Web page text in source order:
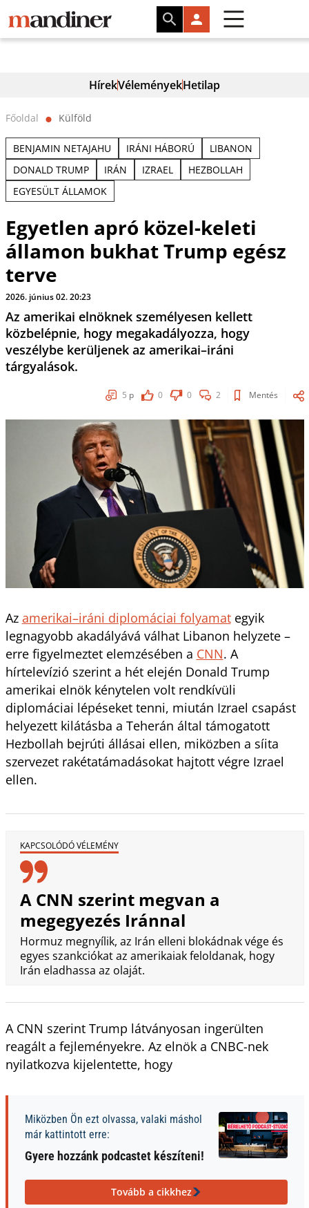
HírekVéleményekHetilap
Főoldal ⬤ Külföld
BENJAMIN NETAJAHU IRÁNI HÁBORÚ
LIBANON
DONALD TRUMP
IRÁN IZRAEL
HEZBOLLAH
EGYESÜLT ÁLLAMOK
Egyetlen apró közel-keleti
államon bukhat Trump egész
terve
2026. június 02. 20:23
Az amerikai elnöknek személyesen kellett
közbelépnie, hogy megakadályozza, hogy
veszélybe kerüljenek az amerikai–iráni
tárgyalások.
5 p 0 0 2 Mentés
Az amerikai–iráni diplomáciai folyamategyik
legnagyobb akadályává válhat Libanon helyzete –
erre figyelmeztet elemzésében a CNN. A
hírtelevízió szerint a hét elején Donald Trump
amerikai elnök kénytelen volt rendkívüli
diplomáciai lépéseket tenni, miután Izrael csapást
helyezett kilátásba a Teherán által támogatott
Hezbollah bejrúti állásai ellen, miközben a síita
szervezet rakétatámadásokat hajtott végre Izrael
ellen.
KAPCSOLÓDÓ VÉLEMÉNY
A CNN szerint megvan a
megegyezés Iránnal
Hormuz megnyílik, az Irán elleni blokádnak vége és
egyes szankciókat az amerikaiak feloldanak, hogy
Irán eladhassa az olaját.
A CNN szerint Trump látványosan ingerülten
reagált a fejleményekre. Az elnök a CNBC-nek
nyilatkozva kijelentette, hogy
Miközben Ön ezt olvassa, valaki máshol
már kattintott erre:
Gyere hozzánk podcastet készíteni!
Tovább a cikkhez